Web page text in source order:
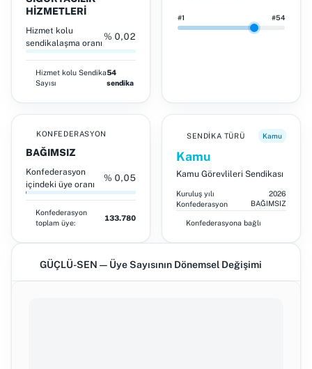
HİZMETLERİ
Hizmet kolu
sendikalaşma oranı
% 0,02
Hizmet kolu Sendika
Sayısı
54
sendika
#1 #54
KONFEDERASYON
BAĞIMSIZ
Konfederasyon
içindeki üye oranı
% 0,05
Konfederasyon
toplam üye:
133.780
SENDIKA TÜRÜ Kamu
Kamu
Kamu Görevlileri Sendikası
Kuruluş yılı
2026
Konfederasyon
BAĞIMSIZ
Konfederasyona bağlı
GÜÇLÜ-SEN — Üye Sayısının Dönemsel Değişimi